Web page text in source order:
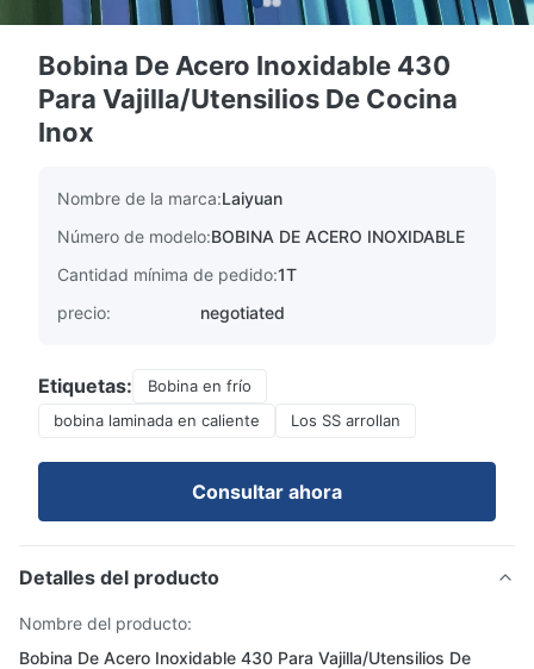
Bobina De Acero Inoxidable 430
Para Vajilla/Utensilios De Cocina
Inox
Nombre de la marca:Laiyuan
Número de modelo:BOBINA DE ACERO INOXIDABLE
Cantidad mínima de pedido:1T
precio:
negotiated
Etiquetas:
Bobina en frío
bobina laminada en caliente
Los SS arrollan
Consultar ahora
Detalles del producto
Nombre del producto:
Bobina De Acero Inoxidable 430 Para Vajilla/Utensilios De